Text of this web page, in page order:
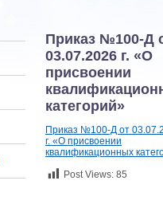
Приказ №100-Д
03.07.2026 г. «О
присвоении
категорий»
Приказ №100-Д от
г. «О присвоении
квалификационных
Post Views: 85